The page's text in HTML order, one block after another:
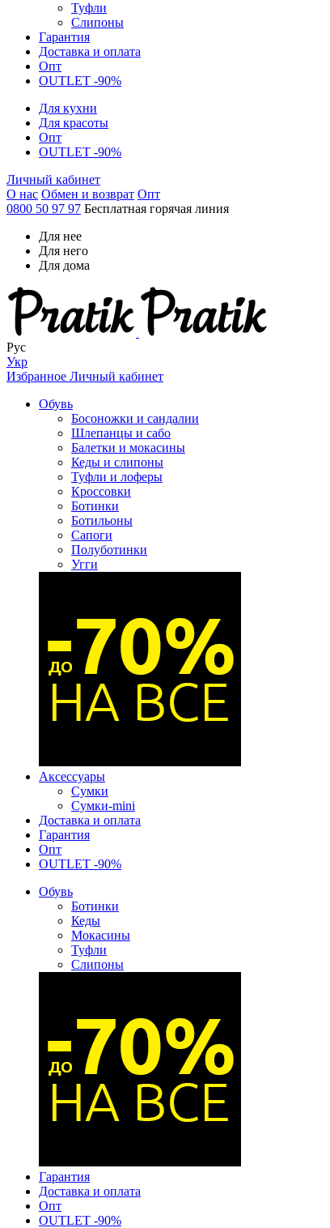
Туфли
Слипоны
Гарантия
Доставка и оплата
Опт
OUTLET -90%
Для кухни
Для красоты
Опт
OUTLET -90%
Личный кабинет
О нас Обмен и возврат Опт
0800 50 97 97 Бесплатная горячая линия
Для нее
Для него
Для дома
Рус
Укр
Избранное Личный кабинет
Обувь
Босоножки и сандалии
Шлепанцы и сабо
Балетки и мокасины
Кеды и слипоны
Туфли и лоферы
Кроссовки
Ботинки
Ботильоны
Сапоги
Полуботинки
Угги
Аксессуары
Сумки
Сумки-mini
Доставка и оплата
Гарантия
Опт
OUTLET -90%
Обувь
Ботинки
Кеды
Мокасины
Туфли
Слипоны
Гарантия
Доставка и оплата
Опт
OUTLET -90%